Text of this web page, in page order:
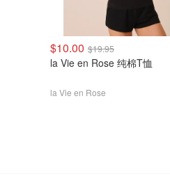
$10.00 $19.95
la Vie en Rose 纯棉T恤
la Vie en Rose